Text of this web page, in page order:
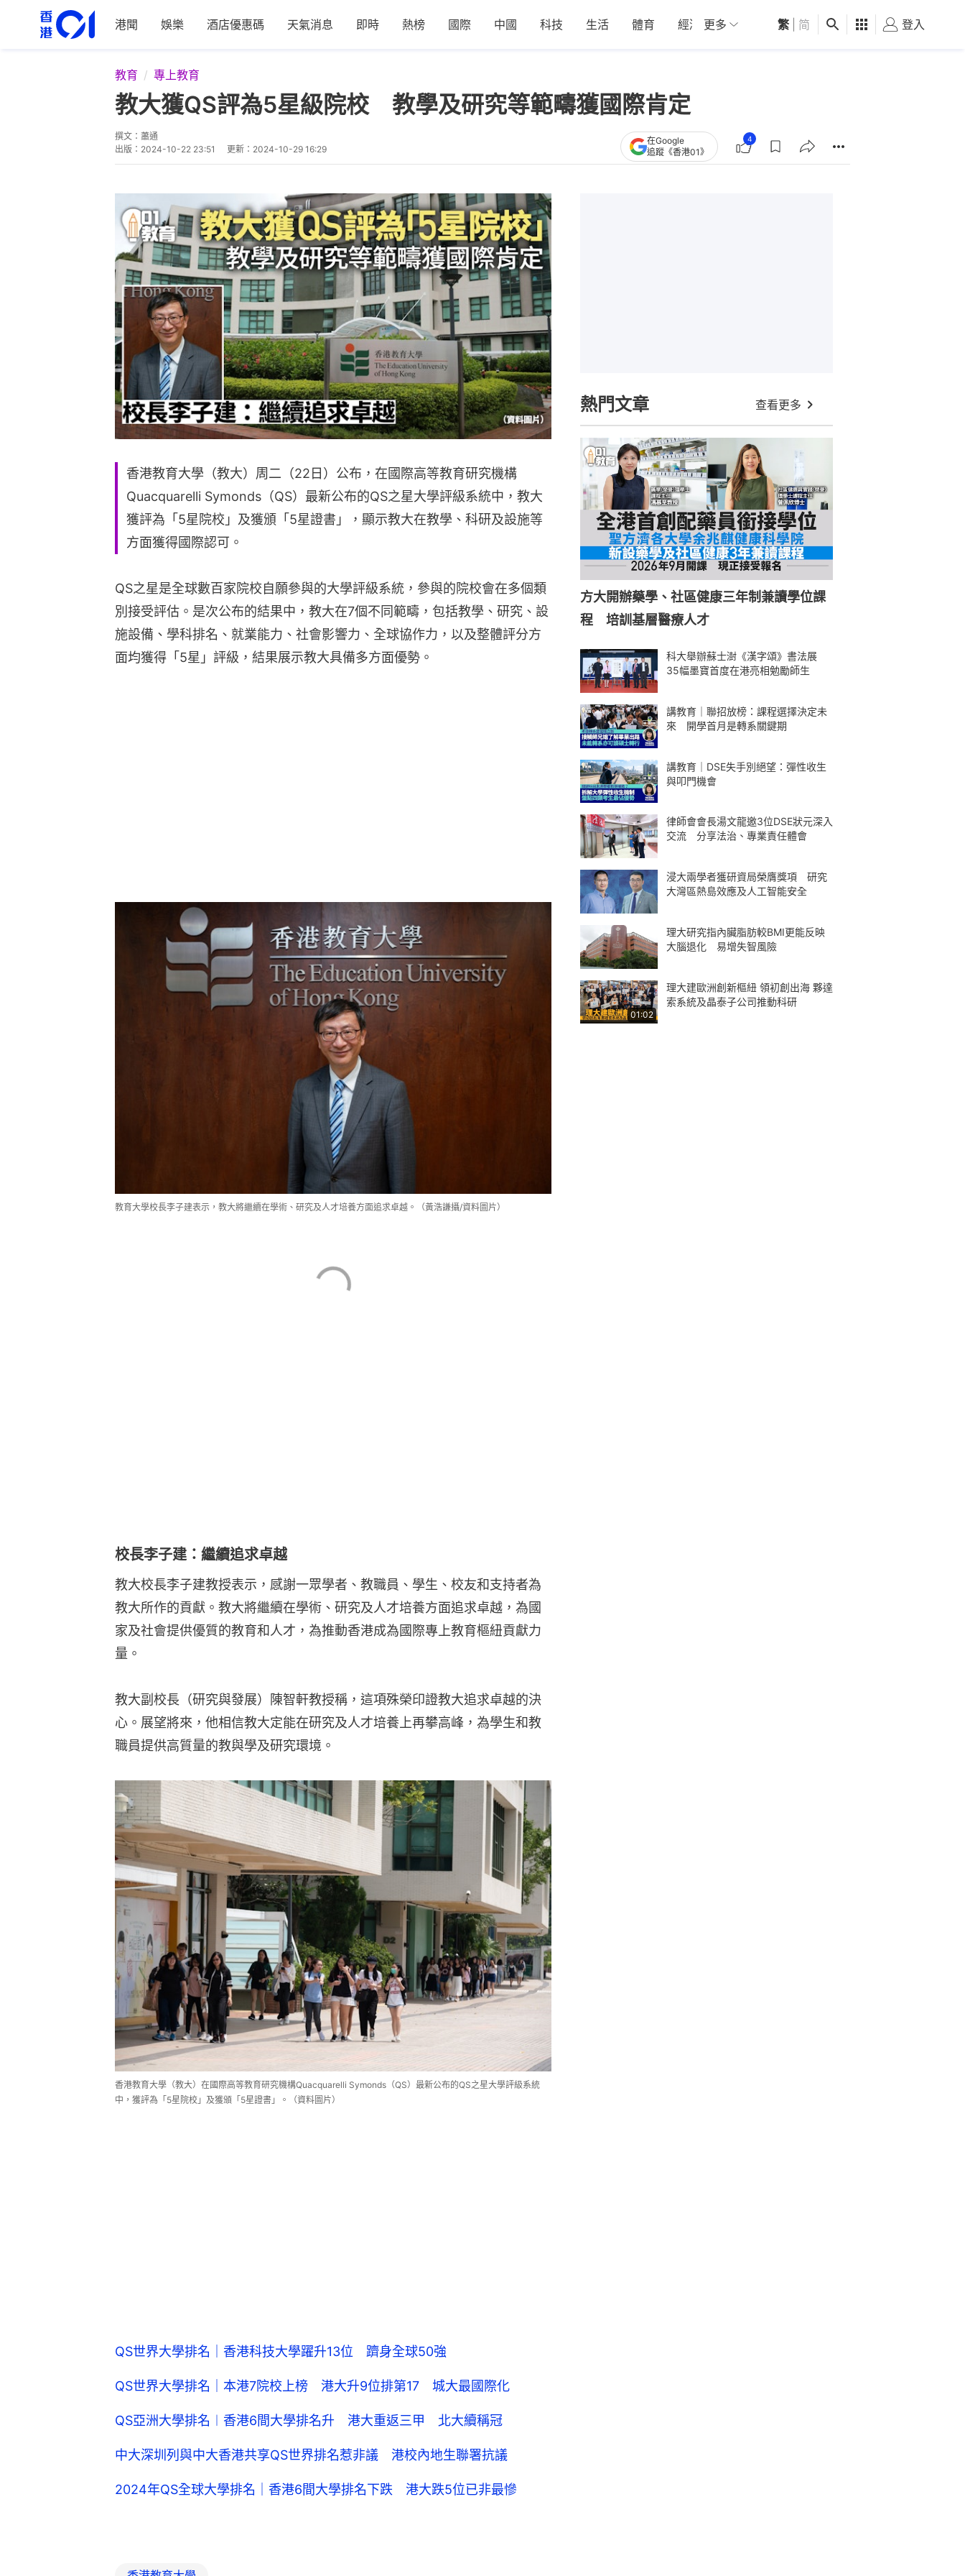
港聞 娛樂 酒店優惠碼 天氣消息 即時 熱榜 國際 中國 科技 生活 體育 經濟 01深圳 觀點 健康 好食玩飛
更多 繁 简 登入
教育 專上教育
教大獲QS評為5星級院校 教學及研究等範疇獲國際肯定
撰文： 蕭通
出版： 2024-10-22 23:51 更新： 2024-10-29 16:29
在Google
追蹤《香港01》
4
香港教育大學（教大）周二（22日）公布，在國際高等教育研究機構
Quacquarelli Symonds（QS）最新公布的QS之星大學評級系統中，教大
獲評為「5星院校」及獲頒「5星證書」，顯示教大在教學、科研及設施等
方面獲得國際認可。
QS之星是全球數百家院校自願參與的大學評級系統，參與的院校會在多個類
別接受評估。是次公布的結果中，教大在7個不同範疇，包括教學、研究、設
施設備、學科排名、就業能力、社會影響力、全球協作力，以及整體評分方
面均獲得「5星」評級，結果展示教大具備多方面優勢。
教育大學校長李子建表示，教大將繼續在學術、研究及人才培養方面追求卓越。（黃浩謙攝/資料圖片）
校長李子建：繼續追求卓越
教大校長李子建教授表示，感謝一眾學者、教職員、學生、校友和支持者為
教大所作的貢獻。教大將繼續在學術、研究及人才培養方面追求卓越，為國
家及社會提供優質的教育和人才，為推動香港成為國際專上教育樞紐貢獻力
量。
教大副校長（研究與發展）陳智軒教授稱，這項殊榮印證教大追求卓越的決
心。展望將來，他相信教大定能在研究及人才培養上再攀高峰，為學生和教
職員提供高質量的教與學及研究環境。
香港教育大學（教大）在國際高等教育研究機構Quacquarelli Symonds（QS）最新公布的QS之星大學評級系統
中，獲評為「5星院校」及獲頒「5星證書」。（資料圖片）
QS世界大學排名｜香港科技大學躍升13位 躋身全球50強
QS世界大學排名｜本港7院校上榜 港大升9位排第17 城大最國際化
QS亞洲大學排名︱香港6間大學排名升 港大重返三甲 北大續稱冠
中大深圳列與中大香港共享QS世界排名惹非議 港校內地生聯署抗議
2024年QS全球大學排名｜香港6間大學排名下跌 港大跌5位已非最慘
熱門文章 查看更多
方大開辦藥學、社區健康三年制兼讀學位課
程 培訓基層醫療人才
科大舉辦蘇士澍《漢字頌》書法展
35幅墨寶首度在港亮相勉勵師生
講教育｜聯招放榜：課程選擇決定未
來 開學首月是轉系關鍵期
講教育｜DSE失手別絕望：彈性收生
與叩門機會
律師會會長湯文龍邀3位DSE狀元深入
交流 分享法治、專業責任體會
浸大兩學者獲研資局榮膺獎項 研究
大灣區熱島效應及人工智能安全
理大研究指內臟脂肪較BMI更能反映
大腦退化 易增失智風險
01:02
理大建歐洲創新樞紐 領初創出海 夥達
索系統及晶泰子公司推動科研